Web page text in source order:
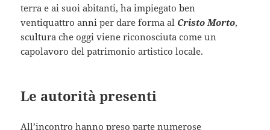
terra e ai suoi abitanti, ha impiegato ben
ventiquattro anni per dare forma al Cristo Morto,
scultura che oggi viene riconosciuta come un
capolavoro del patrimonio artistico locale.
Le autorità presenti
All’incontro hanno preso parte numerose